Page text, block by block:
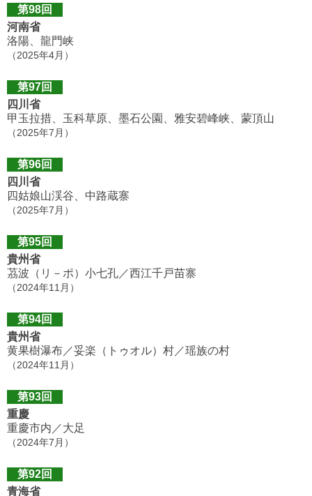
第98回
河南省
洛陽、龍門峡
（2025年4月）
第97回
四川省
甲玉拉措、玉科草原、墨石公園、雅安碧峰峡、蒙頂山
（2025年7月）
第96回
四川省
四姑娘山渓谷、中路蔵寨
（2025年7月）
第95回
貴州省
茘波（リ－ポ）小七孔／西江千戸苗寨
（2024年11月）
第94回
貴州省
黄果樹瀑布／妥楽（トゥオル）村／瑶族の村
（2024年11月）
第93回
重慶
重慶市内／大足
（2024年7月）
第92回
青海省